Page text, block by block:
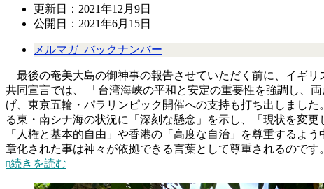
更新日： 2021年12月9日
公開日： 2021年6月15日
メルマガ_バックナンバー
最後の奄美大島の御神事の報告させていただく前に、イギ
共同宣言では、 「台湾海峡の平和と安定の重要性を強調し
げ、東京五輪・パラリンピック開催への支持も打ち出しま
る東・南シナ海の状況に「深刻な懸念」を示し、「現状を変
「人権と基本的自由」や香港の「高度な自治」を尊重するよ
章化された事は神々が依拠できる言葉として尊重されるので
続きを読む